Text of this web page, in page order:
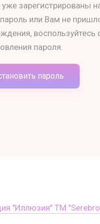
зарегистрированы
или Вам не
пароля.
пароль
"Иллюзия" ТМ